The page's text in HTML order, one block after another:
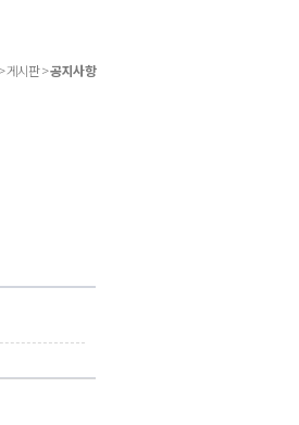
게시판 >공지사항